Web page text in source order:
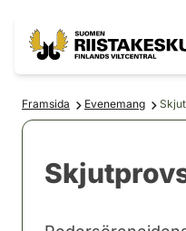
Framsida Evenemang